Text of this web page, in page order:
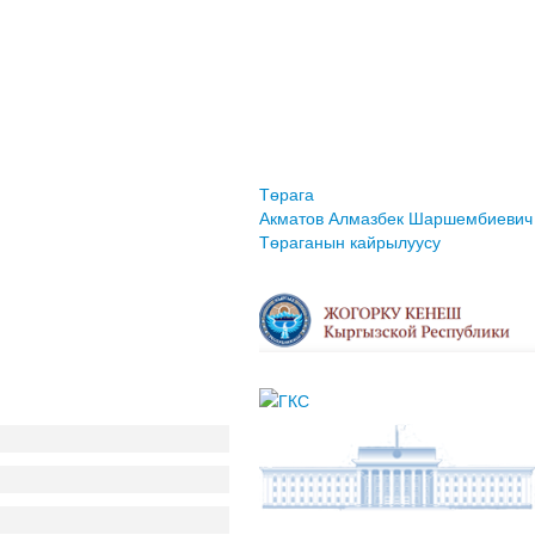
Төрага
Акматов Алмазбек Шаршембиевич
Төраганын кайрылуусу